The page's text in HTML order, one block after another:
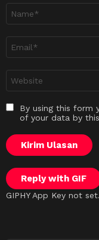
sesawang
By using this form
of your data by
Kirim Ulasan
Reply with GIF
GIPHY App Key not